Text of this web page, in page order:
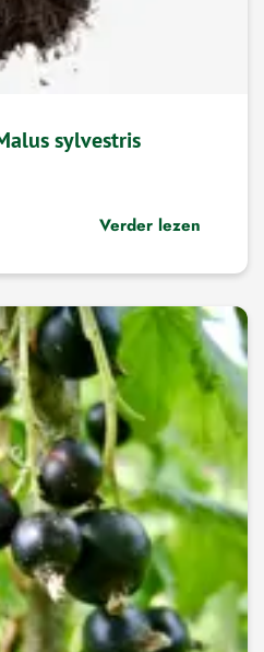
sylvestris
Verder lezen